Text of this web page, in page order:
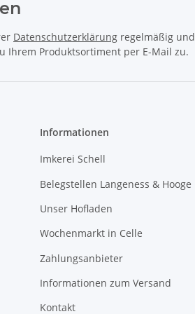
Datenschutzerklärung regelmäßig und
Produktsortiment per E-Mail zu.
Informationen
Imkerei Schell
Belegstellen Langeness & Hooge
Unser Hofladen
Wochenmarkt in Celle
Zahlungsanbieter
Informationen zum Versand
Kontakt